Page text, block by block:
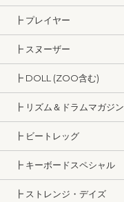
┣ プレイヤー
┣ スヌーザー
┣ DOLL (ZOO含む)
┣ リズム＆ドラムマガジン
┣ ビートレッグ
┣ キーボードスペシャル
┣ ストレンジ・デイズ